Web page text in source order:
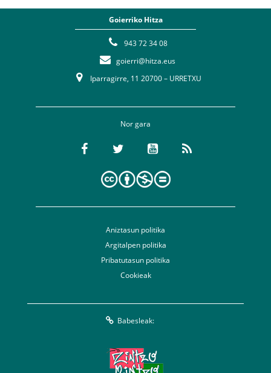
Goierriko Hitza
943 72 34 08
goierri@hitza.eus
Iparragirre, 11 20700 – URRETXU
Nor gara
Aniztasun politika
Argitalpen politika
Pribatutasun politika
Cookieak
Babesleak: